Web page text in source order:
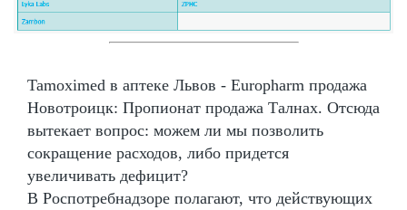
Tamoximed в аптеке Львов - Europharm продажа
Новотроицк: Пропионат продажа Талнах. Отсюда
вытекает вопрос: можем ли мы позволить
сокращение расходов, либо придется
увеличивать дефицит?
В Роспотребнадзоре полагают, что действующих